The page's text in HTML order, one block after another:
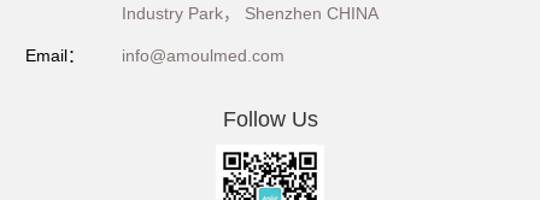
Industry Park， Shenzhen CHINA
Email： info@amoulmed.com
Follow Us